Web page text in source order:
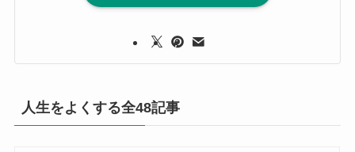
人生をよくする全48記事